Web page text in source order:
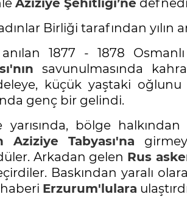
Aziziye Şehitliği’ne
Birliği tarafından yılın
1877 - 1878 Osmanlı
savunulmasında
küçük yaştaki oğlunu
genç bir gelindi.
bölge halkından
Aziziye Tabyası'na
Arkadan gelen Rus
Baskından yaralı
Erzurum'lulara